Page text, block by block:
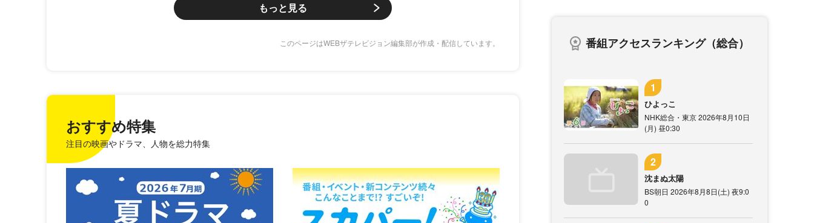
もっと見る
このページはWEBザテレビジョン編集部が作成・配信しています。
おすすめ特集
注目の映画やドラマ、人物を総力特集
番組アクセスランキング（総合）
ひよっこ
NHK総合・東京 2026年8月10日
(月) 昼0:30
沈まぬ太陽
BS朝日 2026年8月8日(土) 夜9:0
0